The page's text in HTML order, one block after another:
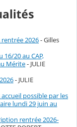
2026- Gilles
16/20 au CAP,
Mérite- JULIE
- JULIE
possible par les
lundi 29 juin au
rentrée 2026-